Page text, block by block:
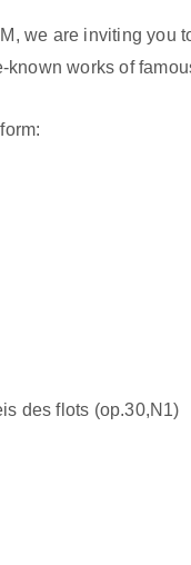
we are inviting you
known works of
des flots (op.30,N1)